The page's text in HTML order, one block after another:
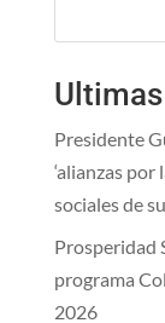
Presidente
‘alianzas por
sociales de
Prosperidad
programa
2026